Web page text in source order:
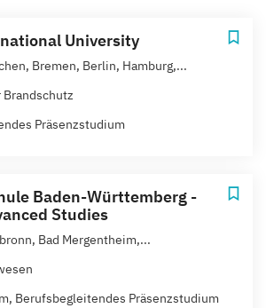
University
Bremen, Berlin, Hamburg,...
Präsenzstudium
Baden-Württemberg -
Studies
Bad Mergentheim,...
Berufsbegleitendes Präsenzstudium